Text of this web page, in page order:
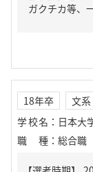
ガクチカ等、
18年卒 文系
学校名 ： 日本大
職種 ： 総合職